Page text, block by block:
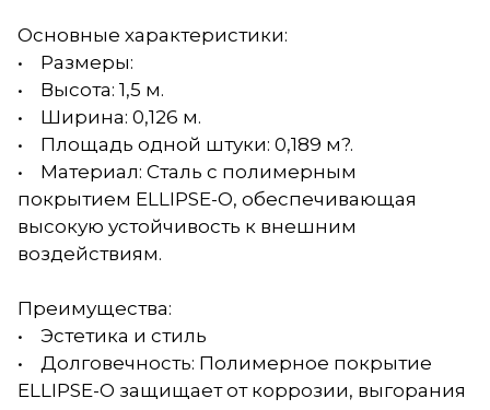
Основные характеристики:
• Размеры:
• Высота: 1,5 м.
• Ширина: 0,126 м.
• Площадь одной штуки: 0,189 м?.
• Материал: Сталь с полимерным
покрытием ELLIPSE-О, обеспечивающая
высокую устойчивость к внешним
воздействиям.
Преимущества:
• Эстетика и стиль
• Долговечность: Полимерное покрытие
ELLIPSE-О защищает от коррозии, выгорания